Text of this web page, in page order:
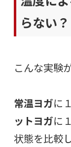
らない？
こんな実験
常温ヨガに
ットヨガに
状態を比較